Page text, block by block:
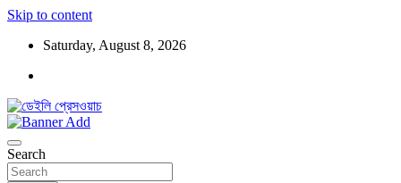
Skip to content
Saturday, August 8, 2026
ডেইলি প্রেসওয়াচ
Search